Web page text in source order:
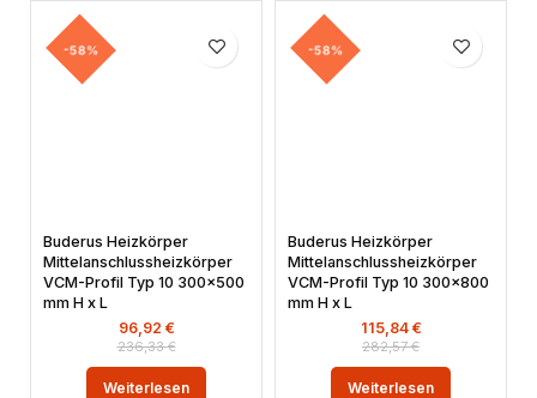
-58%
Buderus Heizkörper
Mittelanschlussheizkörper
VCM-Profil Typ 10 300×500
mm H x L
236,33€
96,92 €
Weiterlesen
-58%
Buderus Heizkörper
Mittelanschlussheizkörper
VCM-Profil Typ 10 300×800
mm H x L
282,57€
115,84 €
Weiterlesen